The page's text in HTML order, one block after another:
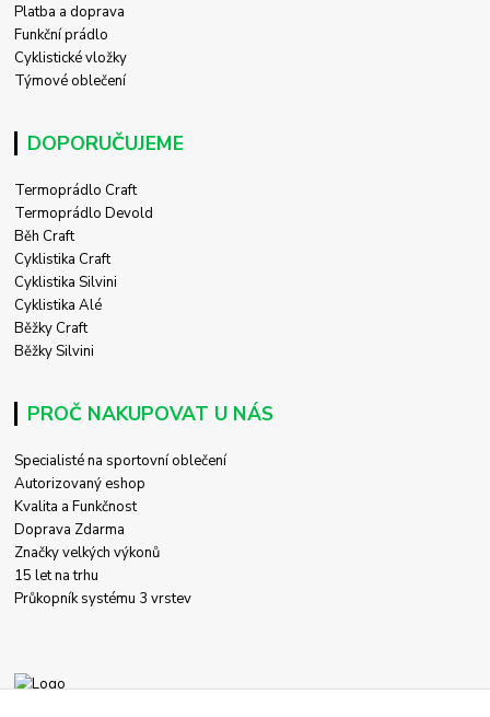
Platba a doprava
Funkční prádlo
Cyklistické vložky
Týmové oblečení
DOPORUČUJEME
Termoprádlo Craft
Termoprádlo Devold
Běh Craft
Cyklistika Craft
Cyklistika Silvini
Cyklistika Alé
Běžky Craft
Běžky Silvini
PROČ NAKUPOVAT U NÁS
Specialisté na sportovní oblečení
Autorizovaný eshop
Kvalita a Funkčnost
Doprava Zdarma
Značky velkých výkonů
15 let na trhu
Průkopník systému 3 vrstev